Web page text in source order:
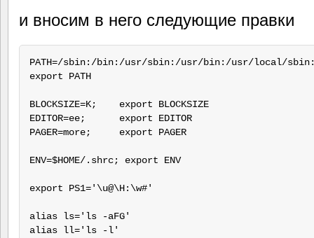
и вносим в него следующие правки
PATH=/sbin:/bin:/usr/sbin:/usr/bin:/usr/local/
export PATH
BLOCKSIZE=K;    export BLOCKSIZE
EDITOR=ee;      export EDITOR
PAGER=more;     export PAGER
ENV=$HOME/.shrc; export ENV
export PS1='\u@\H:\w#'
alias ls='ls -aFG'
alias ll='ls -l'